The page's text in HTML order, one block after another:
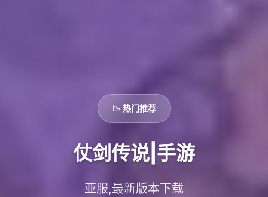
📉 热门推荐
仗剑传说|手游
亚服,最新版本下载